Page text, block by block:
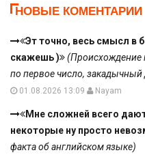
НОВЫЕ КОМЕНТАРИИ
Эт точно, весь смысл в
скажешь )
(Происхождение
по первое число, закадычный
01.08.2026 13:09 Nayam
Мне сложней всего
некоторые ну просто
факта об английском языке)